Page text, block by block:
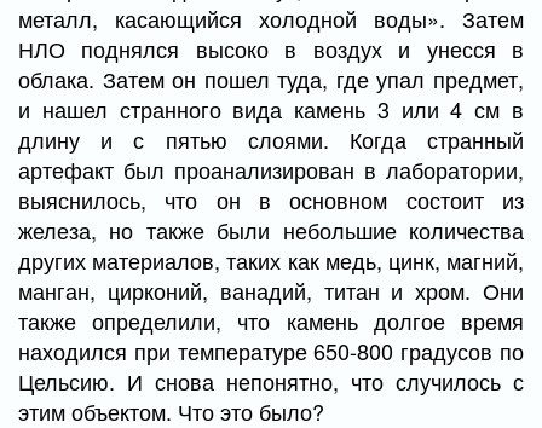
металл, касающийся холодной воды». Затем
НЛО поднялся высоко в воздух и унесся в
облака. Затем он пошел туда, где упал предмет,
и нашел странного вида камень 3 или 4 см в
длину и с пятью слоями. Когда странный
артефакт был проанализирован в лаборатории,
выяснилось, что он в основном состоит из
железа, но также были небольшие количества
других материалов, таких как медь, цинк, магний,
манган, цирконий, ванадий, титан и хром. Они
также определили, что камень долгое время
находился при температуре 650-800 градусов по
Цельсию. И снова непонятно, что случилось с
этим объектом. Что это было?